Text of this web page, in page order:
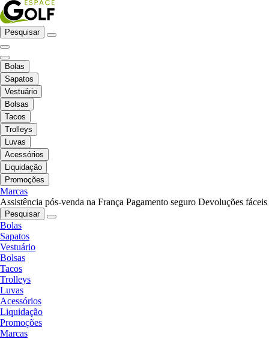
Pesquisar
Bolas
Sapatos
Vestuário
Bolsas
Tacos
Trolleys
Luvas
Acessórios
Liquidação
Promoções
Marcas
Assistência pós-venda na França Pagamento seguro Devoluções fáceis
Pesquisar
Bolas
Sapatos
Vestuário
Bolsas
Tacos
Trolleys
Luvas
Acessórios
Liquidação
Promoções
Marcas